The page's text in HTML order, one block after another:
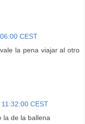
CEST
la pena viajar al otro
CEST
la de la ballena